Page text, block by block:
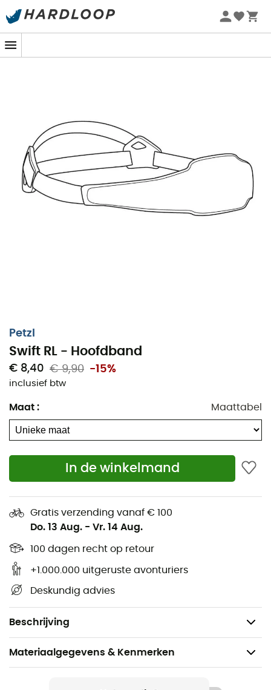
Zomeraanbiedingen 🔥 -5% EXTRA vanaf 2 producten* met
Petzl
Swift RL - Hoofdband
€ 8,40 € 9,90 -15%
inclusief btw
Maat : Maattabel
In de winkelmand
Gratis verzending vanaf € 100
Do. 13 Aug. - Vr. 14 Aug.
100 dagen recht op retour
+1.000.000 uitgeruste avonturiers
Deskundig advies
Beschrijving
DeSwift RL - Hoofdband is een vervangende
hoofdbandvoor hoofdlampen van het merk
Wanneer uw elastischehoofdband
en niet meer goed blijft zitten, hoeft u uw hoofdlamp niet
te vervangen; u hoeft alleen de
vervangen. DeSwift RL - Hoofdband
modellen Swift RL, Reactik, Reactik +, Tikka R+ en Tikka
RXP.
Materiaalgegevens & Kenmerken